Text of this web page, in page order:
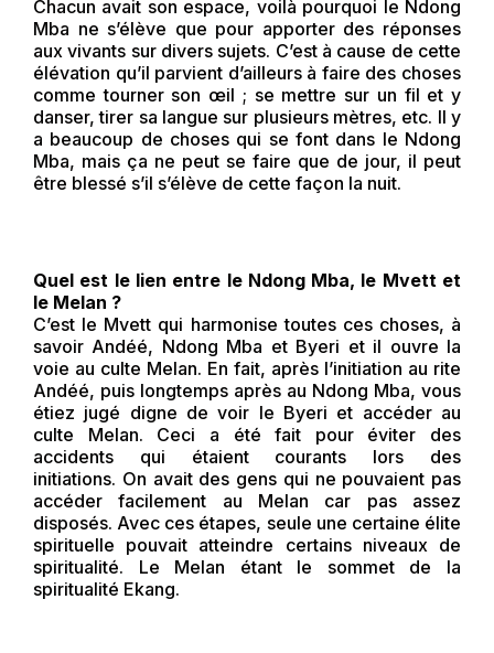
Chacun avait son espace, voilà pourquoi le Ndong
Mba ne s’élève que pour apporter des réponses
aux vivants sur divers sujets. C’est à cause de cette
élévation qu’il parvient d’ailleurs à faire des choses
comme tourner son œil ; se mettre sur un fil et y
danser, tirer sa langue sur plusieurs mètres, etc. Il y
a beaucoup de choses qui se font dans le Ndong
Mba, mais ça ne peut se faire que de jour, il peut
être blessé s’il s’élève de cette façon la nuit.
Quel est le lien entre le Ndong Mba, le Mvett et
le Melan ?
C’est le Mvett qui harmonise toutes ces choses, à
savoir Andéé, Ndong Mba et Byeri et il ouvre la
voie au culte Melan. En fait, après l’initiation au rite
Andéé, puis longtemps après au Ndong Mba, vous
étiez jugé digne de voir le Byeri et accéder au
culte Melan. Ceci a été fait pour éviter des
accidents qui étaient courants lors des
initiations. On avait des gens qui ne pouvaient pas
accéder facilement au Melan car pas assez
disposés. Avec ces étapes, seule une certaine élite
spirituelle pouvait atteindre certains niveaux de
spiritualité. Le Melan étant le sommet de la
spiritualité Ekang.